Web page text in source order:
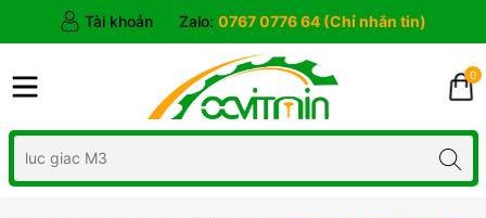
Tài khoản Zalo: 0767 0776 64 (Chỉ nhắn tin)
0